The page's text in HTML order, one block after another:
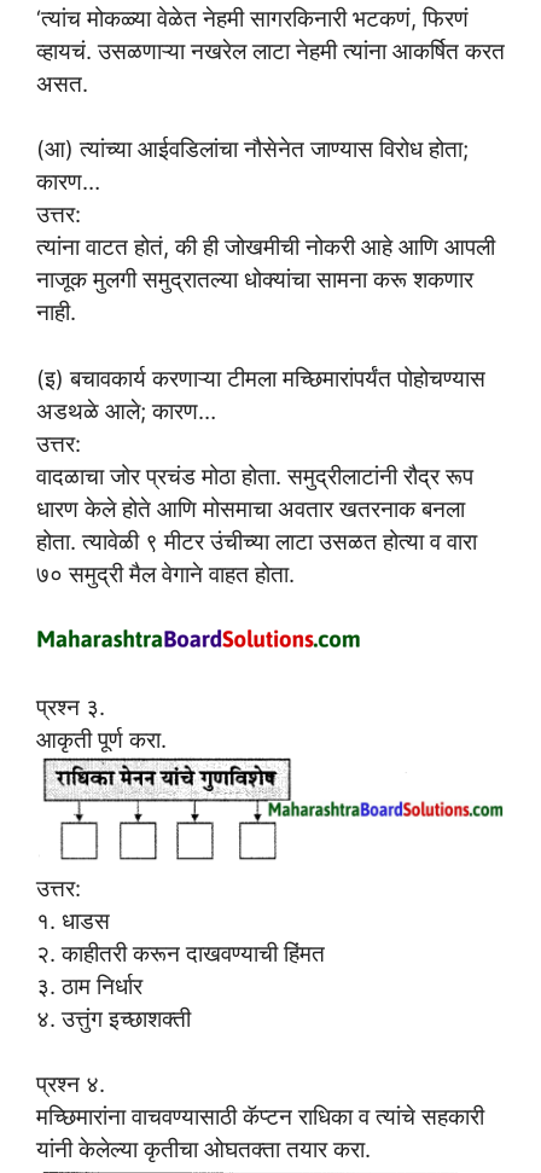
‘त्यांच मोकळ्या वेळेत नेहमी सागरकिनारी भटकणं, फिरणं
व्हायचं. उसळणाऱ्या नखरेल लाटा नेहमी त्यांना आकर्षित करत
असत.
(आ) त्यांच्या आईवडिलांचा नौसेनेत जाण्यास विरोध होता;
कारण…
उत्तर:
त्यांना वाटत होतं, की ही जोखमीची नोकरी आहे आणि आपली
नाजूक मुलगी समुद्रातल्या धोक्यांचा सामना करू शकणार
नाही.
(इ) बचावकार्य करणाऱ्या टीमला मच्छिमारांपर्यंत पोहोचण्यास
अडथळे आले; कारण…
उत्तर:
वादळाचा जोर प्रचंड मोठा होता. समुद्रीलाटांनी रौद्र रूप
धारण केले होते आणि मोसमाचा अवतार खतरनाक बनला
होता. त्यावेळी ९ मीटर उंचीच्या लाटा उसळत होत्या व वारा
७० समुद्री मैल वेगाने वाहत होता.
प्रश्न ३.
आकृती पूर्ण करा.
उत्तर:
१. धाडस
२. काहीतरी करून दाखवण्याची हिंमत
३. ठाम निर्धार
४. उत्तुंग इच्छाशक्ती
प्रश्न ४.
मच्छिमारांना वाचवण्यासाठी कॅप्टन राधिका व त्यांचे सहकारी
यांनी केलेल्या कृतीचा ओघतक्ता तयार करा.